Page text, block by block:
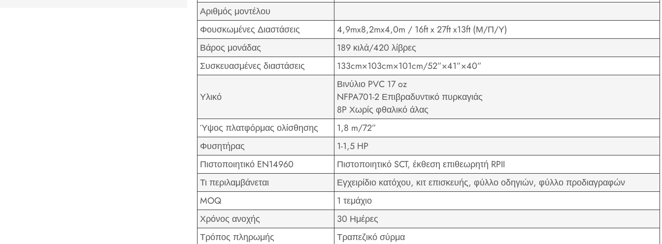
Αριθμός μοντέλου
Φουσκωμένες Διαστάσεις
4,9mx8,2mx4,0m / 16ft x 27ft x13ft (Μ/Π/Υ)
Βάρος μονάδας
189 κιλά/420 λίβρες
Συσκευασμένες διαστάσεις
133cm×103cm×101cm/52”×41”×40”
Υλικό
Βινύλιο PVC 17 oz
NFPA701-2 Επιβραδυντικό πυρκαγιάς
8P Χωρίς φθαλικό άλας
Ύψος πλατφόρμας ολίσθησης
1,8 m/72”
Φυσητήρας
1-1,5 HP
Πιστοποιητικό EN14960
Πιστοποιητικό SCT, έκθεση επιθεωρητή RPII
Τι περιλαμβάνεται
Εγχειρίδιο κατόχου, κιτ επισκευής, φύλλο οδηγιών, φύλλο προδιαγραφών
MOQ
1 τεμάχιο
Χρόνος ανοχής
30 Ημέρες
Τρόπος πληρωμής
Τραπεζικό σύρμα